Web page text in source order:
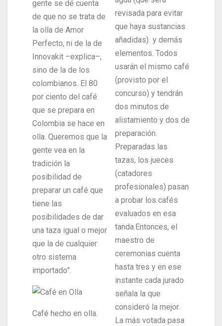
gente se dé cuenta
de que no se trata de
la olla de Amor
Perfecto, ni de la de
Innovakit –explica–,
sino de la de los
colombianos. El 80
por ciento del café
que se prepara en
Colombia se hace en
olla. Queremos que la
gente vea en la
tradición la
posibilidad de
preparar un café que
tiene las
posibilidades de dar
una taza igual o mejor
que la de cualquier
otro sistema
importado”.
Café hecho en olla.
revisada para evitar
que haya sustancias
añadidas) y demás
elementos. Todos
usarán el mismo café
(provisto por el
concurso) y tendrán
dos minutos de
alistamiento y dos de
preparación.
Preparadas las
tazas, los jueces
(catadores
profesionales) pasan
a probar los cafés
evaluados en esa
tanda.Entonces, el
maestro de
ceremonias cuenta
hasta tres y en ese
instante cada jurado
señala la que
consideró la mejor.
La más votada pasa